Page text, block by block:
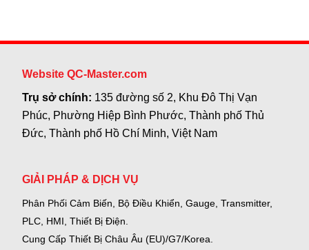
Website QC-Master.com
Trụ sở chính: 135 đường số 2, Khu Đô Thị Vạn
Phúc, Phường Hiệp Bình Phước, Thành phố Thủ
Đức, Thành phố Hồ Chí Minh, Việt Nam
GIẢI PHÁP & DỊCH VỤ
Phân Phối Cảm Biến, Bộ Điều Khiển, Gauge, Transmitter,
PLC, HMI, Thiết Bị Điện.
Cung Cấp Thiết Bị Châu Âu (EU)/G7/Korea.